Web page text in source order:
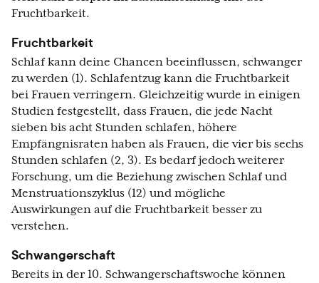
Fruchtbarkeit.
Fruchtbarkeit
Schlaf kann deine Chancen beeinflussen, schwanger
zu werden (1). Schlafentzug kann die Fruchtbarkeit
bei Frauen verringern. Gleichzeitig wurde in einigen
Studien festgestellt, dass Frauen, die jede Nacht
sieben bis acht Stunden schlafen, höhere
Empfängnisraten haben als Frauen, die vier bis sechs
Stunden schlafen (2, 3). Es bedarf jedoch weiterer
Forschung, um die Beziehung zwischen Schlaf und
Menstruationszyklus (12) und mögliche
Auswirkungen auf die Fruchtbarkeit besser zu
verstehen.
Schwangerschaft
Bereits in der 10. Schwangerschaftswoche können